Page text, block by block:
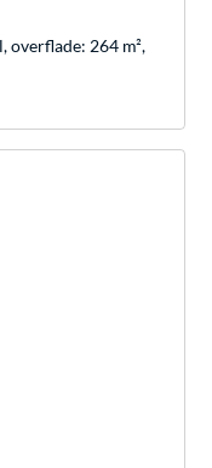
overflade: 264 m²,